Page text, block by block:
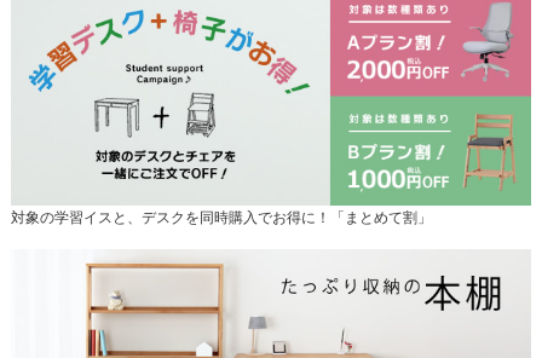
対象の学習イスと、デスクを同時購入でお得に！「まとめて割」